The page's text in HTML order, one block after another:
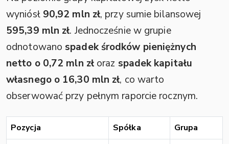
wyniósł 90,92 mln zł, przy sumie bilansowej
595,39 mln zł. Jednocześnie w grupie
odnotowano spadek środków pieniężnych
netto o 0,72 mln złoraz spadek kapitału
własnego o 16,30 mln zł, co warto
obserwować przy pełnym raporcie rocznym.
Pozycja Spółka
Grupa